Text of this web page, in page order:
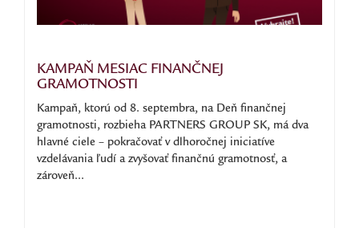
KAMPAŇ MESIAC FINANČNEJ
GRAMOTNOSTI
Kampaň, ktorú od 8. septembra, na Deň finančnej
gramotnosti, rozbieha PARTNERS GROUP SK, má dva
hlavné ciele – pokračovať v dlhoročnej iniciatíve
vzdelávania ľudí a zvyšovať finančnú gramotnosť, a
zároveň...